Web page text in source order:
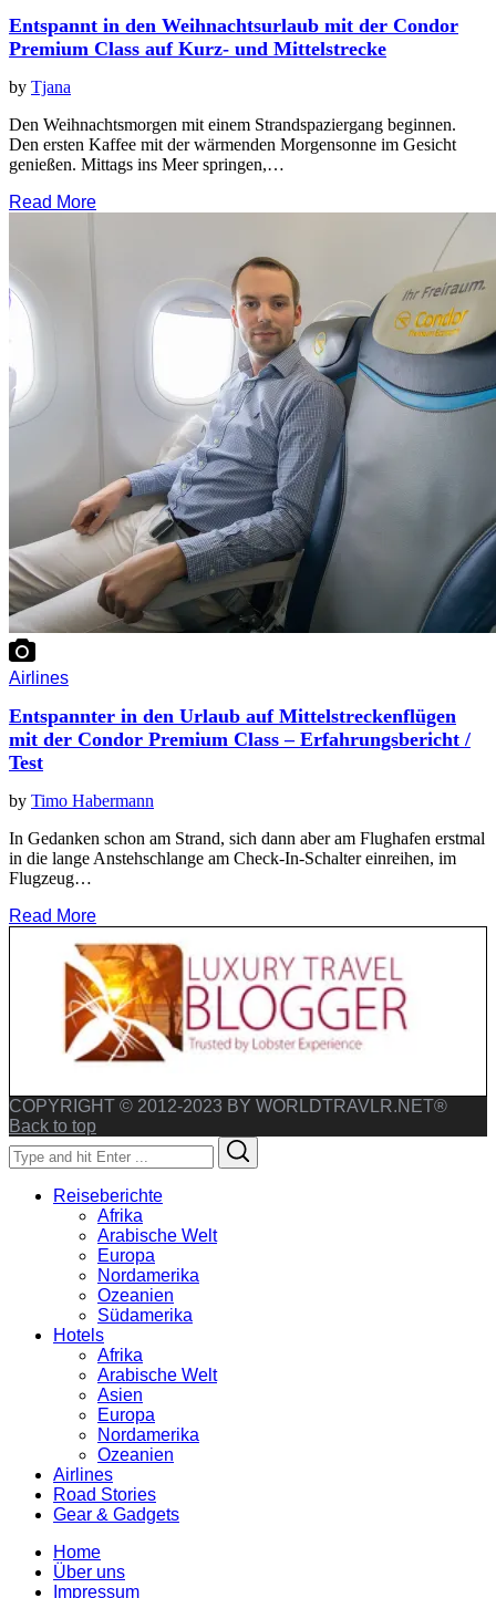
Entspannt in den Weihnachtsurlaub mit der Condor
Premium Class auf Kurz- und Mittelstrecke
by Tjana
Den Weihnachtsmorgen mit einem Strandspaziergang beginnen.
Den ersten Kaffee mit der wärmenden Morgensonne im Gesicht
genießen. Mittags ins Meer springen,…
Read More
Airlines
Entspannter in den Urlaub auf Mittelstreckenflügen
mit der Condor Premium Class – Erfahrungsbericht /
Test
by Timo Habermann
In Gedanken schon am Strand, sich dann aber am Flughafen erstmal
in die lange Anstehschlange am Check-In-Schalter einreihen, im
Flugzeug…
Read More
COPYRIGHT © 2012-2023 BY WORLDTRAVLR.NET®
Back to top
Search
for:
Reiseberichte
Afrika
Arabische Welt
Europa
Nordamerika
Ozeanien
Südamerika
Hotels
Afrika
Arabische Welt
Asien
Europa
Nordamerika
Ozeanien
Airlines
Road Stories
Gear & Gadgets
Home
Über uns
Impressum